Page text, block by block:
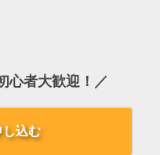
心者大歓迎！／
し込む